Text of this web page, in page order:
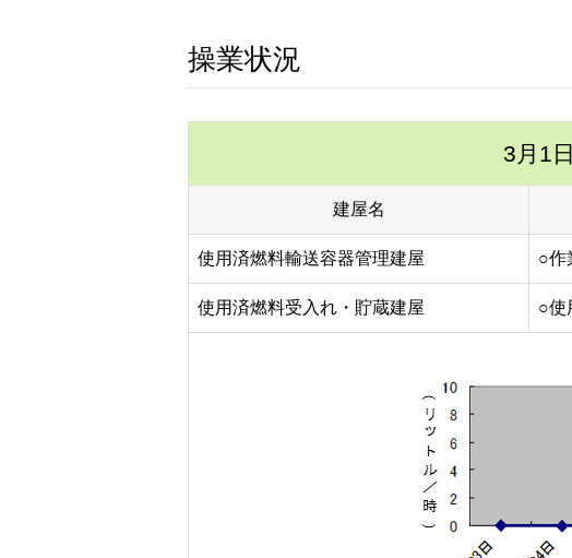
操業状況
3月1
建屋名
使用済燃料輸送容器管理建屋 ○作
使用済燃料受入れ・貯蔵建屋 ○使